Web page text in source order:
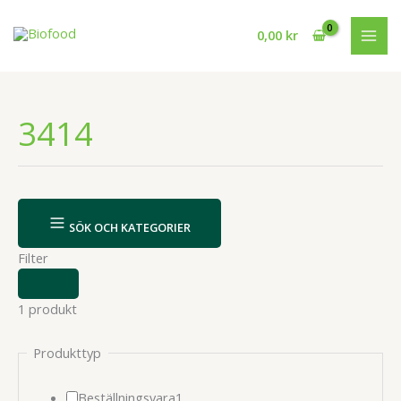
0,00 kr
3414
SÖK OCH KATEGORIER
Filter
ELLER
DÖLJ
1 produkt
Produkttyp
Beställningsvara1